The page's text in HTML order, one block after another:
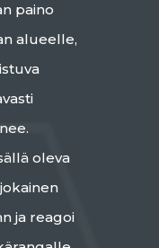
paino
alueelle,
oleva
ja reagoi